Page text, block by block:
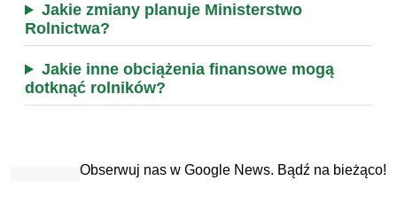
Jakie zmiany planuje Ministerstwo
Rolnictwa?
Jakie inne obciążenia finansowe mogą
dotknąć rolników?
Obserwuj nas w Google News. Bądź na bieżąco!